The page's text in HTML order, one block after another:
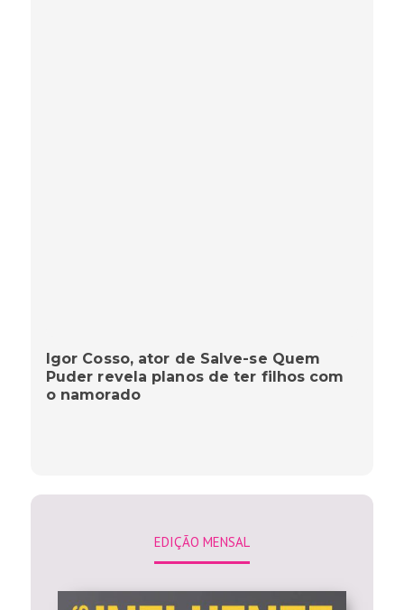
Igor Cosso, ator de Salve-se Quem
Puder revela planos de ter filhos com
o namorado
EDIÇÃO MENSAL